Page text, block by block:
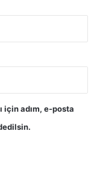
için adım, e-posta